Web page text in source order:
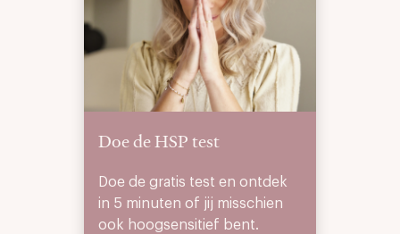
Doe de HSP test
Doe de gratis test en ontdek
in 5 minuten of jij misschien
ook hoogsensitief bent.